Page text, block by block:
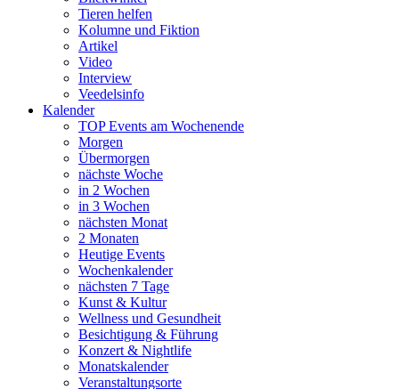
Tieren helfen
Kolumne und Fiktion
Artikel
Video
Interview
Veedelsinfo
Kalender
TOP Events am Wochenende
Morgen
Übermorgen
nächste Woche
in 2 Wochen
in 3 Wochen
nächsten Monat
2 Monaten
Heutige Events
Wochenkalender
nächsten 7 Tage
Kunst & Kultur
Wellness und Gesundheit
Besichtigung & Führung
Konzert & Nightlife
Monatskalender
Veranstaltungsorte